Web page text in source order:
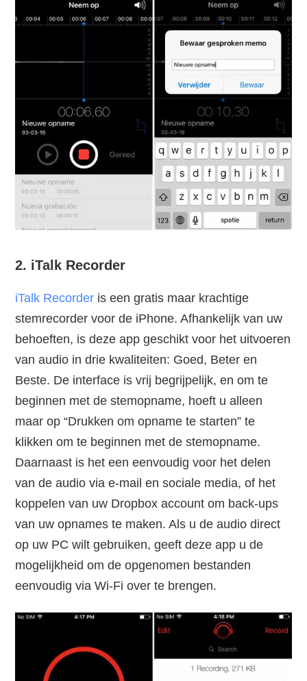
2. iTalk Recorder
iTalk Recorder is een gratis maar krachtige
stemrecorder voor de iPhone. Afhankelijk van uw
behoeften, is deze app geschikt voor het uitvoeren
van audio in drie kwaliteiten: Goed, Beter en
Beste. De interface is vrij begrijpelijk, en om te
beginnen met de stemopname, hoeft u alleen
maar op “Drukken om opname te starten” te
klikken om te beginnen met de stemopname.
Daarnaast is het een eenvoudig voor het delen
van de audio via e-mail en sociale media, of het
koppelen van uw Dropbox account om back-ups
van uw opnames te maken. Als u de audio direct
op uw PC wilt gebruiken, geeft deze app u de
mogelijkheid om de opgenomen bestanden
eenvoudig via Wi-Fi over te brengen.